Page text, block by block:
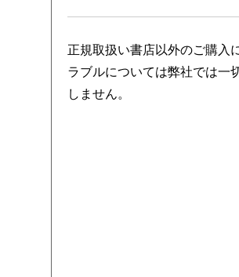
正規取扱い書店以外のご購入
ラブルについては弊社では一
しません。